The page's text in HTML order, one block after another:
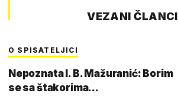
VEZANI ČLANCI
O SPISATELJICI
Nepoznata I. B. Mažuranić: Borim
se sa štakorima...